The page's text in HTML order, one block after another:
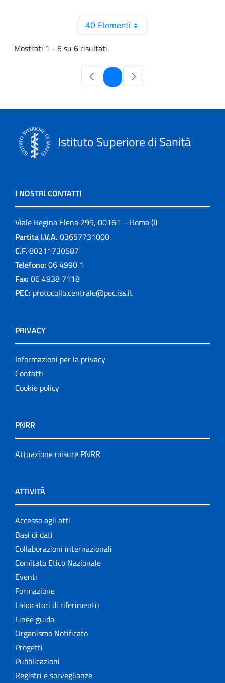
40 Elementi
Mostrati 1 - 6 su 6 risultati.
Pagina
Istituto Superiore di Sanità
I NOSTRI CONTATTI
Viale Regina Elena 299, 00161 – Roma (I)
Partita I.V.A. 03657731000
C.F. 80211730587
Telefono: 06 4990 1
Fax: 06 4938 7118
PEC: protocollo.centrale@pec.iss.it
PRIVACY
Informazioni per la privacy
Contatti
Cookie policy
PNRR
Attuazione misure PNRR
ATTIVITÀ
Accesso agli atti
Basi di dati
Collaborazioni internazionali
Comitato Etico Nazionale
Eventi
Formazione
Laboratori di riferimento
Linee guida
Organismo Notificato
Progetti
Pubblicazioni
Registri e sorveglianze